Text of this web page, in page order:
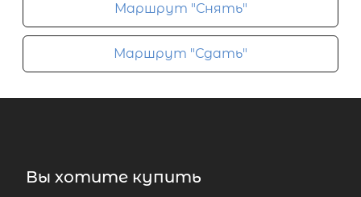
Маршрут "Снять"
Маршрут "Сдать"
Вы хотите купить